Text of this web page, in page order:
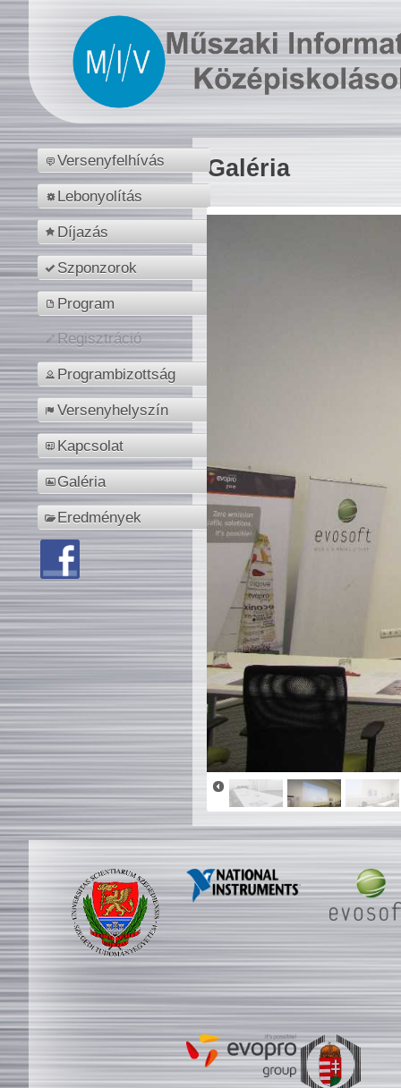
Versenyfelhívás
Lebonyolítás
Díjazás
Szponzorok
Program
Regisztráció
Programbizottság
Versenyhelyszín
Kapcsolat
Galéria
Eredmények
Galéria